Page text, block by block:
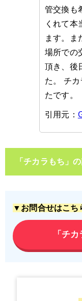
管交換も
くれて本
ます。ま
場所での
頂き、後
た。 チ
たです。
引用元：
「チカラもち」
▼お問合せはこち
「チ